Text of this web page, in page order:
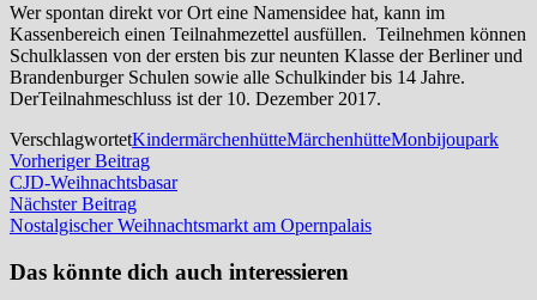
Wer spontan direkt vor Ort eine Namensidee hat, kann im
Kassenbereich einen Teilnahmezettel ausfüllen. Teilnehmen können
Schulklassen von der ersten bis zur neunten Klasse der Berliner und
Brandenburger Schulen sowie alle Schulkinder bis 14 Jahre.
DerTeilnahmeschluss ist der 10. Dezember 2017.
VerschlagwortetKindermärchenhütteMärchenhütteMonbijoupark
Beitragsnavigation
Vorheriger BeitragVorheriger
Beitrag:
CJD-Weihnachtsbasar
Nächster BeitragNächster
Beitrag:
Nostalgischer Weihnachtsmarkt am Opernpalais
Das könnte dich auch interessieren